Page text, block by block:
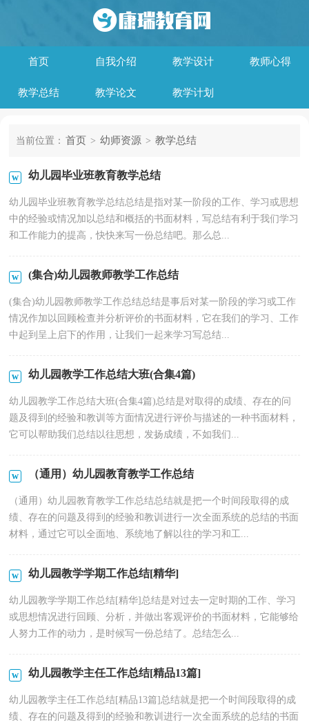
首页 自我介绍 教学设计 教师心得
教学总结 教学论文 教学计划
当前位置： 首页 > 幼师资源 > 教学总结
幼儿园毕业班教育教学总结
幼儿园毕业班教育教学总结总结是指对某一阶段的工作、学习或思想
中的经验或情况加以总结和概括的书面材料，写总结有利于我们学习
和工作能力的提高，快快来写一份总结吧。那么总...
(集合)幼儿园教师教学工作总结
(集合)幼儿园教师教学工作总结总结是事后对某一阶段的学习或工作
情况作加以回顾检查并分析评价的书面材料，它在我们的学习、工作
中起到呈上启下的作用，让我们一起来学习写总结...
幼儿园教学工作总结大班(合集4篇)
幼儿园教学工作总结大班(合集4篇)总结是对取得的成绩、存在的问
题及得到的经验和教训等方面情况进行评价与描述的一种书面材料，
它可以帮助我们总结以往思想，发扬成绩，不如我们...
（通用）幼儿园教育教学工作总结
（通用）幼儿园教育教学工作总结总结就是把一个时间段取得的成
绩、存在的问题及得到的经验和教训进行一次全面系统的总结的书面
材料，通过它可以全面地、系统地了解以往的学习和工...
幼儿园教学学期工作总结[精华]
幼儿园教学学期工作总结[精华]总结是对过去一定时期的工作、学习
或思想情况进行回顾、分析，并做出客观评价的书面材料，它能够给
人努力工作的动力，是时候写一份总结了。总结怎么...
幼儿园教学主任工作总结[精品13篇]
幼儿园教学主任工作总结[精品13篇]总结就是把一个时间段取得的成
绩、存在的问题及得到的经验和教训进行一次全面系统的总结的书面